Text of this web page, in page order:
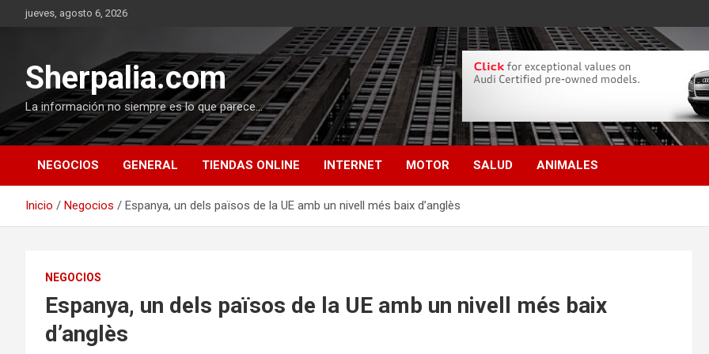
Saltarjueves, agosto 6, 2026
Sherpalia.com
La información no siempre es lo que parece…
NEGOCIOS GENERAL TIENDAS ONLINE INTERNET MOTOR SALUD ANIMALES
Inicio Negocios Espanya, un dels països de la UE amb un nivell més baix d’anglès
NEGOCIOS
Espanya, un dels països de la UE amb un nivell més baix
d’anglès